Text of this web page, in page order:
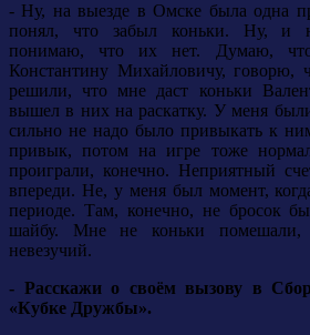
- Ну, на выезде в Омске была одна
понял, что забыл коньки. Ну, и
понимаю, что их нет. Думаю,
Константину Михайловичу, говорю,
решили, что мне даст коньки
вышел в них на раскатку. У меня
сильно не надо было привыкать к
привык, потом на игре тоже
проиграли, конечно. Неприятный
впереди. Не, у меня был момент,
периоде. Там, конечно, не бросок
шайбу. Мне не коньки помешали,
невезучий.
- Расскажи о своём вызову в
«Кубке Дружбы».